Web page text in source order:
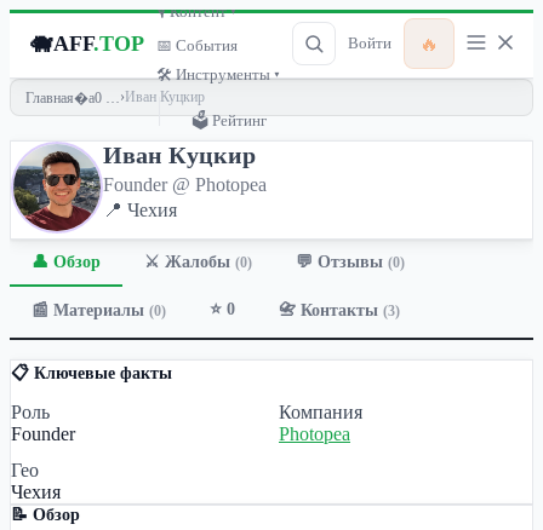
🐗AFF.TOP
🎙 Контент ▾
📅 События
🛠 Инструменты ▾
🗳 Рейтинг
Войти 🔥
Главная › Иван Куцкир
Иван Куцкир
Founder @ Photopea
📍 Чехия
👤 Обзор ⚔️ Жалобы (0) 💬 Отзывы (0)
📰 Материалы (0) ⭐ 0 📇 Контакты (3)
📋 Ключевые факты
Роль
Founder
Компания
Photopea
Гео
Чехия
📝 Обзор